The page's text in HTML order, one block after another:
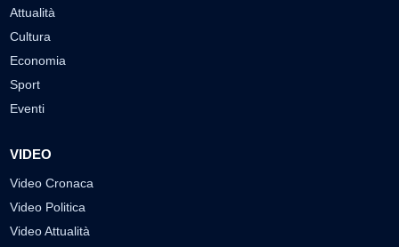
Attualità
Cultura
Economia
Sport
Eventi
VIDEO
Video Cronaca
Video Politica
Video Attualità